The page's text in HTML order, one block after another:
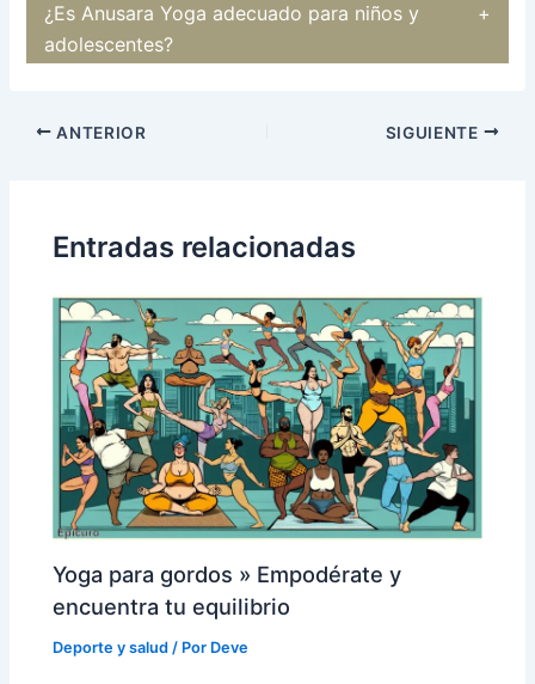
¿Es Anusara Yoga adecuado para niños y
adolescentes?
Navegación
ANTERIOR SIGUIENTE
Entradas relacionadas
Yoga para gordos » Empodérate y
encuentra tu equilibrio
Deporte y salud / Por Deve